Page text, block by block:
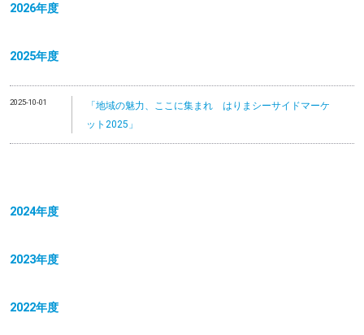
2026年度
2025年度
2025-10-01
「地域の魅力、ここに集まれ はりまシーサイドマーケ
ット2025」
2024年度
2023年度
2022年度